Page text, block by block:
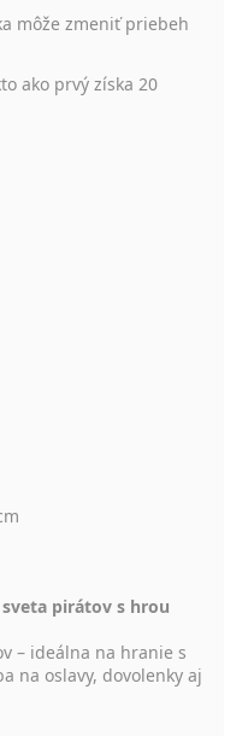
môže zmeniť priebeh
ako prvý získa 20
pirátov s hrou
– ideálna na hranie s
na oslavy, dovolenky aj